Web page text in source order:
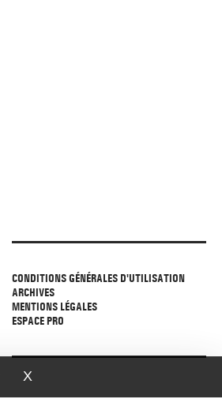
CONDITIONS GÉNÉRALES D'UTILISATION
ARCHIVES
MENTIONS LÉGALES
ESPACE PRO
XMasquer le bandeau des